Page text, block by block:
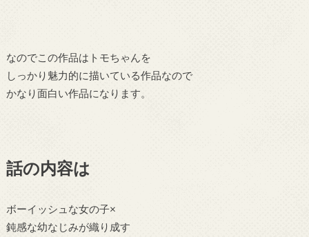
なのでこの作品はトモちゃんを
しっかり魅力的に描いている作品なので
かなり面白い作品になります。
話の内容は
ボーイッシュな女の子×
鈍感な幼なじみが織り成す